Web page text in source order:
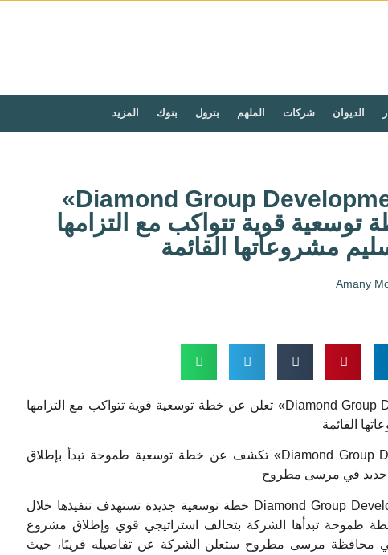
الديوان شركات الملهم بترول بنوك المزيد
شركة «Diamond Group Developments»
قوية تتواكب مع التزامها
مشروعاتها القائمة
Amany
شركة «Diamond Group Developments» تعلن عن خطة توسعية قوية تتواكب مع التزامها
القائمة
شركة «Diamond Group Developments» تكشف عن خطة توسعية طموحة تبدأ بإطلاق
في مرسى مطروح
أعلنت شركة Diamond Group Developments خطة توسعية جديدة تستهدف تنفيذها خلال
خطة طموحة تبدأها الشركة بتحالف استراتيجي قوي وإطلاق مشروع
محافظة مرسى مطروح ستعلن الشركة عن تفاصيله قريبًا، حيث